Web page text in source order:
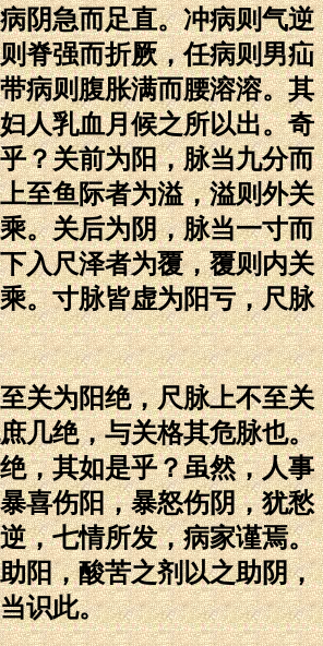
阴急而足直。冲病则气逆
脊强而折厥，任病则男疝
病则腹胀满而腰溶溶。其
人乳血月候之所以出。奇
？关前为阳，脉当九分而
至鱼际者为溢，溢则外关
。关后为阴，脉当一寸而
入尺泽者为覆，覆则内关
。寸脉皆虚为阳亏，尺脉
为阳绝，尺脉上不至关
几绝，与关格其危脉也。
，其如是乎？虽然，人事
喜伤阳，暴怒伤阴，犹愁
，七情所发，病家谨焉。
阳，酸苦之剂以之助阴，
识此。